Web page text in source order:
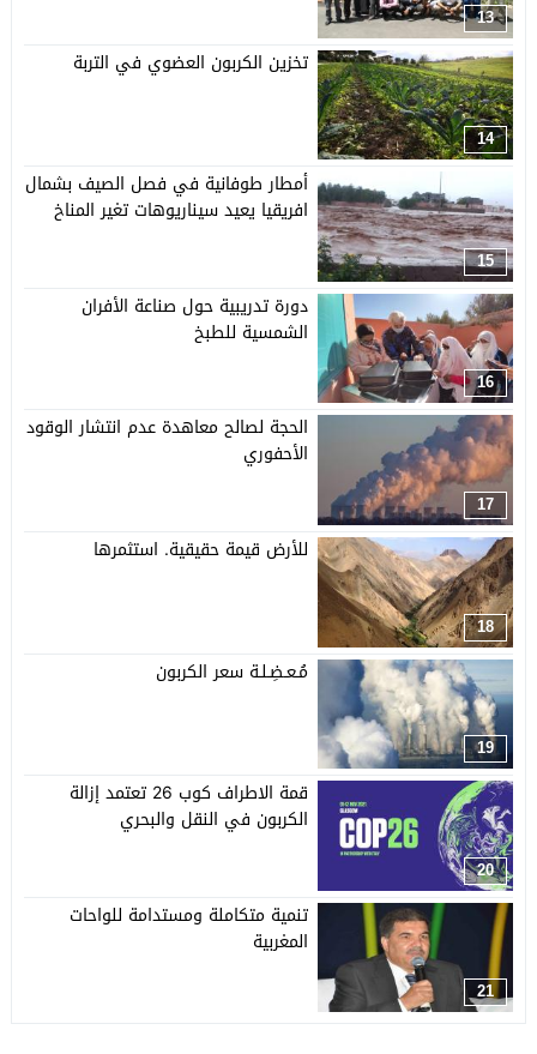
13
14
تخزين الكربون العضوي في التربة
15
أمطار طوفانية في فصل الصيف بشمال
افريقيا يعيد سيناريوهات تغير المناخ
16
دورة تدريبية حول صناعة الأفران
الشمسية للطبخ
17
الحجة لصالح معاهدة عدم انتشار الوقود
الأحفوري
18
للأرض قيمة حقيقية. استثمرها
19
مُـعـضِـلـة سعر الكربون
20
قمة الاطراف كوب 26 تعتمد إزالة
الكربون في النقل والبحري
21
تنمية متكاملة ومستدامة للواحات
المغربية